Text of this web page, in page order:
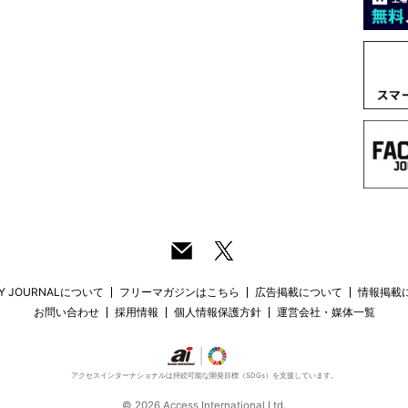
JOURNALについて フリーマガジンはこちら 広告掲載について
情報掲載
お問い合わせ
採用情報 個人情報保護方針 運営会社・媒体一覧
アクセスインターナショナルは持続可能な開発目標（SDGs）を支援しています。